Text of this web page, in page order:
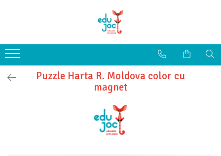
1-2 ani
3-4 ani
5-7 ani
Puzzle Harta R. Moldova color cu
magnet